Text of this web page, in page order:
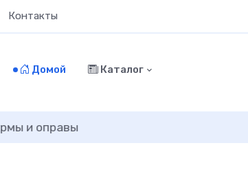
Контакты
Домой Каталог